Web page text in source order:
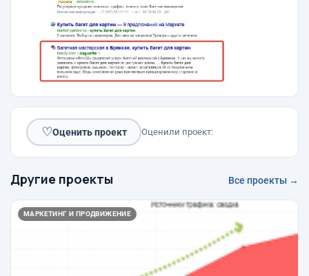
♡Оценить проект Оценили проект:
Другие проекты Все проекты →
МАРКЕТИНГ И ПРОДВИЖЕНИЕ